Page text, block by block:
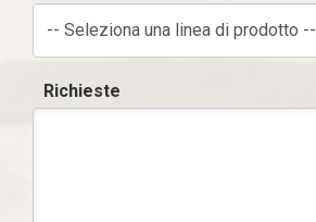
-- Seleziona una linea di prodotto --
Richieste